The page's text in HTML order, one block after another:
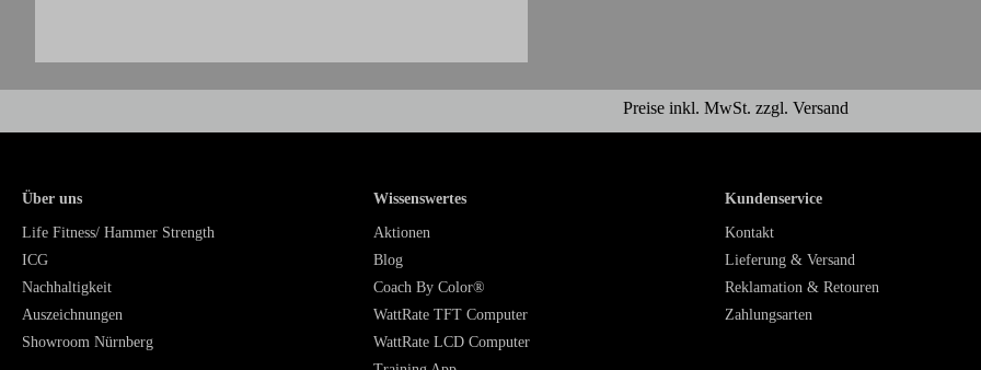
Preise inkl. MwSt. zzgl. Versand
Über uns
Life Fitness/ Hammer Strength
ICG
Nachhaltigkeit
Auszeichnungen
Showroom Nürnberg
Wissenswertes
Aktionen
Blog
Coach By Color®
WattRate TFT Computer
WattRate LCD Computer
Kundenservice
Kontakt
Lieferung & Versand
Reklamation & Retouren
Zahlungsarten